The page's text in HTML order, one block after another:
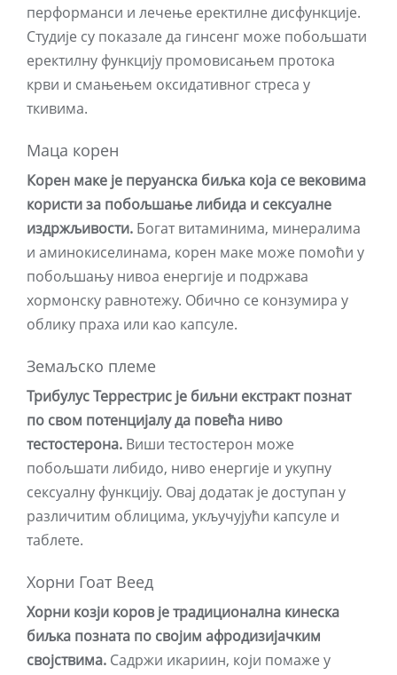
перформанси и лечење еректилне дисфункције.
Студије су показале да гинсенг може побољшати
еректилну функцију промовисањем протока
крви и смањењем оксидативног стреса у
ткивима.
Маца корен
Корен маке је перуанска биљка која се вековима
користи за побољшање либида и сексуалне
издржљивости. Богат витаминима, минералима
и аминокиселинама, корен маке може помоћи у
побољшању нивоа енергије и подржава
хормонску равнотежу. Обично се конзумира у
облику праха или као капсуле.
Земаљско племе
Трибулус Террестрис је биљни екстракт познат
по свом потенцијалу да повећа ниво
тестостерона. Виши тестостерон може
побољшати либидо, ниво енергије и укупну
сексуалну функцију. Овај додатак је доступан у
различитим облицима, укључујући капсуле и
таблете.
Хорни Гоат Веед
Хорни козји коров је традиционална кинеска
биљка позната по својим афродизијачким
својствима. Садржи икариин, који помаже у